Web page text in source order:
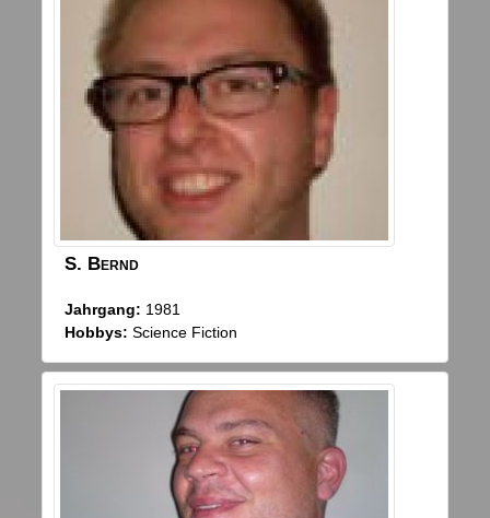
S. Bernd
Jahrgang: 1981
Hobbys: Science Fiction